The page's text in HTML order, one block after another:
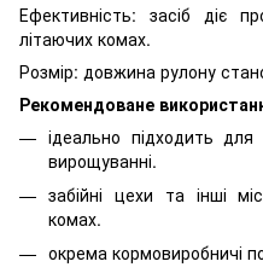
Ефективність: засіб діє
літаючих комах.
Розмір: довжина рулону
Рекомендоване
ідеально підходить
вирощуванні.
забійні цехи та інші
комах.
окрема кормовиробничі